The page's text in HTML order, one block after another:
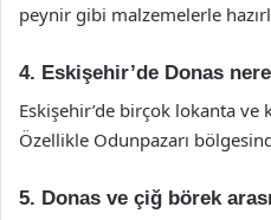
peynir gibi malzemelerle
4. Eskişehir’de Donas
Eskişehir’de birçok lokanta ve
Özellikle Odunpazarı
5. Donas ve çiğ börek